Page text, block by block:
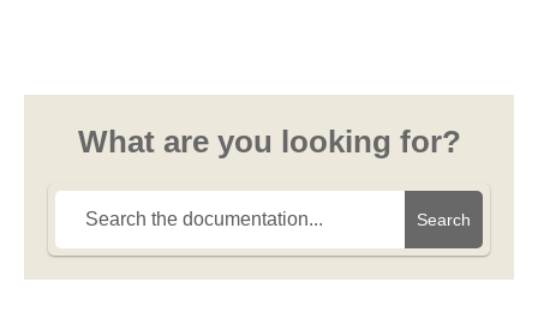
What are you looking for?
Search